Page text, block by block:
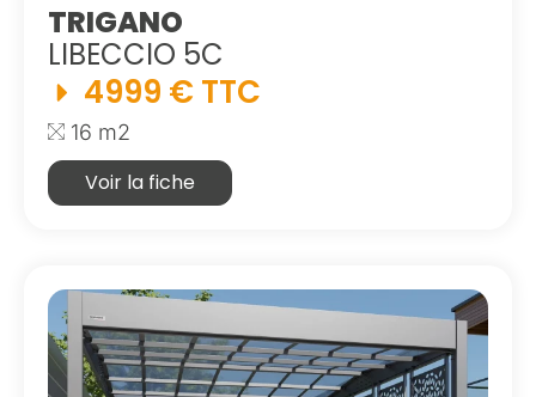
TRIGANO
LIBECCIO 5C
4999 € TTC
16 m2
Voir la fiche